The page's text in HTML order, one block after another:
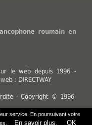
roumain en
le web depuis 1996 -
: DIRECTWAY
- Copyright © 1996-
service. En poursuivant votre
En savoir plus. OK